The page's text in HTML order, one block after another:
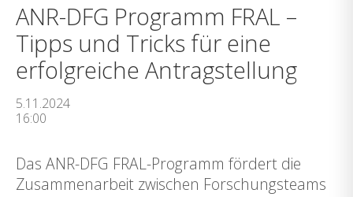
ANR-DFG Programm FRAL –
Tipps und Tricks für eine
erfolgreiche Antragstellung
5.11.2024
16:00
Das ANR-DFG FRAL-Programm fördert die
Zusammenarbeit zwischen Forschungsteams